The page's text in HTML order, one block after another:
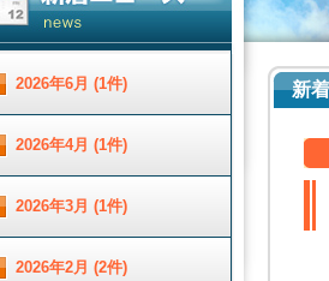
新
2026年6月 (1件)
2026年4月 (1件)
2026年3月 (1件)
2026年2月 (2件)